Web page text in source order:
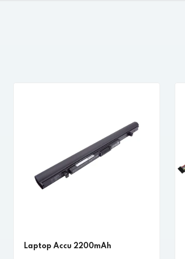
Laptop Accu 2200mAh